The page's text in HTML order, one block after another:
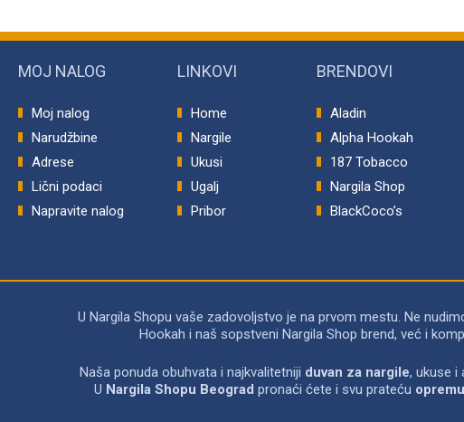
MOJ NALOG
Moj nalog
Narudžbine
Adrese
Lični podaci
Napravite nalog
LINKOVI
Home
Nargile
Ukusi
Ugalj
Pribor
BRENDOVI
Aladin
Alpha Hookah
187 Tobacco
Nargila Shop
BlackCoco’s
U Nargila Shopu vaše zadovoljstvo je na prvom mestu. Ne
Hookah i naš sopstveni Nargila Shop brend, već i
Naša ponuda obuhvata i najkvalitetniji duvan za nargile, ukuse i
U Nargila Shopu Beograd pronaći ćete i svu prateću